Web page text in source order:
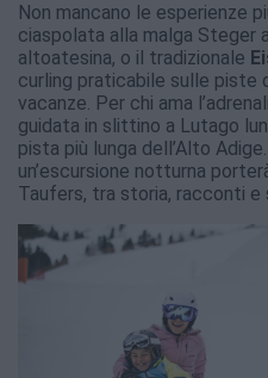
Non mancano le esperienze
ciaspolata alla malga Steger
altoatesina, o il tradizionale
curling praticabile sulle piste
vacanze. Per chi ama
guidata in slittino a Lutago
pista più lunga dell’Alto
un’escursione notturna
Taufers, tra storia, racconti e